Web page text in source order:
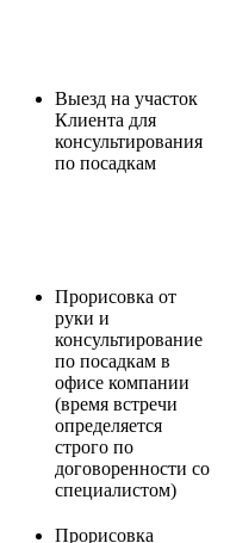
Выезд на участок
Клиента для
консультирования
по посадкам
Прорисовка от
руки и
консультирование
по посадкам в
офисе компании
(время встречи
определяется
строго по
договоренности со
специалистом)
Прорисовка